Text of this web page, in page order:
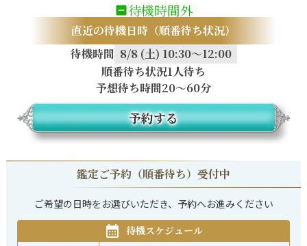
待機時間外
直近の待機日時（順番待ち状況）
待機時間 8/8 (土) 10:30～12:00
順番待ち状況1人待ち
予想待ち時間20〜60分
予約する
鑑定ご予約（順番待ち）受付中
ご希望の日時をお選びいただき、予約へお進みください
待機スケジュール